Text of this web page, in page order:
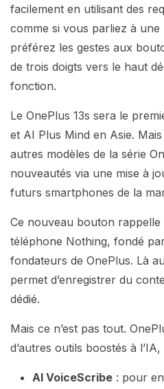
facilement en utilisant des
comme si vous parliez à
préférez les gestes aux
de trois doigts vers le haut
fonction.
Le OnePlus 13s sera le
et AI Plus Mind en Asie.
autres modèles de la série
nouveautés via une mise à
futurs smartphones de la
Ce nouveau bouton rappelle
téléphone Nothing, fondé
fondateurs de OnePlus. Là
permet d’enregistrer du
dédié.
Mais ce n’est pas tout.
d’autres outils boostés à
AI VoiceScribe : pour